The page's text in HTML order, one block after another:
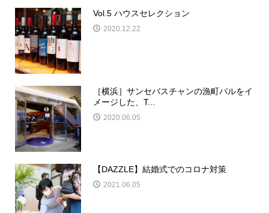
Vol.5 ハウスセレクション
2020.12.22
［横浜］サンセバスチャンの漁町バルをイ
メージした、T...
2020.06.05
【DAZZLE】結婚式でのコロナ対策
2021.06.05